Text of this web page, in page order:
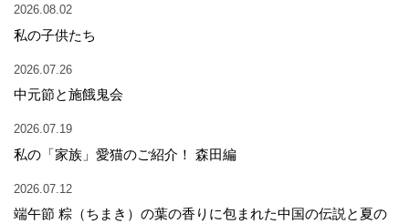
2026.08.02
私の子供たち
2026.07.26
中元節と施餓鬼会
2026.07.19
私の「家族」愛猫のご紹介！ 森田編
2026.07.12
端午節 粽（ちまき）の葉の香りに包まれた中国の伝説と夏の